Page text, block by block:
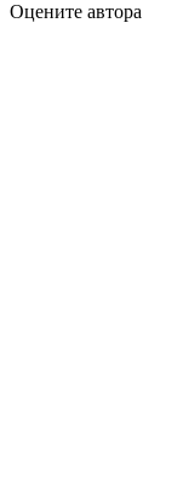
Оцените автора